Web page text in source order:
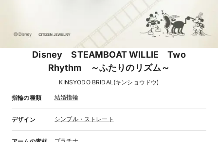
Disney STEAMBOAT WILLIE Two
Rhythm ～ふたりのリズム～
KINSYODO BRIDAL(キンショウドウ)
指輪の種類 結婚指輪
デザイン シンプル・ストレート